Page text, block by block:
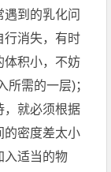
到的乳化问
行消失，有时
体积小，不妨
所需的一层)；
，就必须根据
的密度差太小
入适当的物